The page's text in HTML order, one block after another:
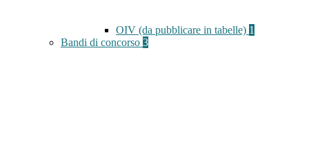
OIV (da pubblicare in tabelle) 1
Bandi di concorso 3